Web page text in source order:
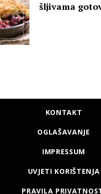
šljivama
KONTAKT
OGLAŠAVANJE
IMPRESSUM
UVJETI KORIŠTENJA
PRAVILA